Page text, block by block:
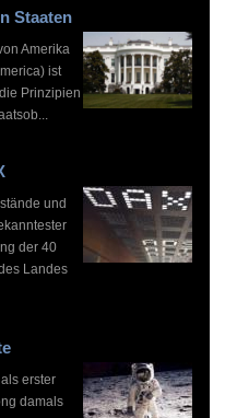
Staaten
Amerika
ist
Prinzipien
und
der 40
Landes
erster
damals